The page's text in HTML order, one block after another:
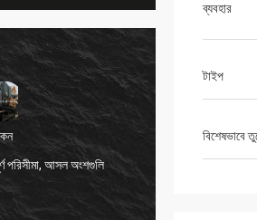
মাইকেল
খুব ভাল কেনার অভিজ্ঞতা।
ব্যবহার
টাইপ
বিশেষভাবে